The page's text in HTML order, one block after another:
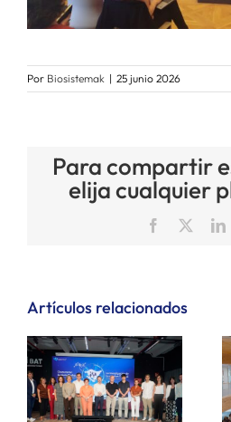
Por Biosistemak | 25 junio 2026
Para compartir
elija cualquier
Facebook
Artículos relacionados